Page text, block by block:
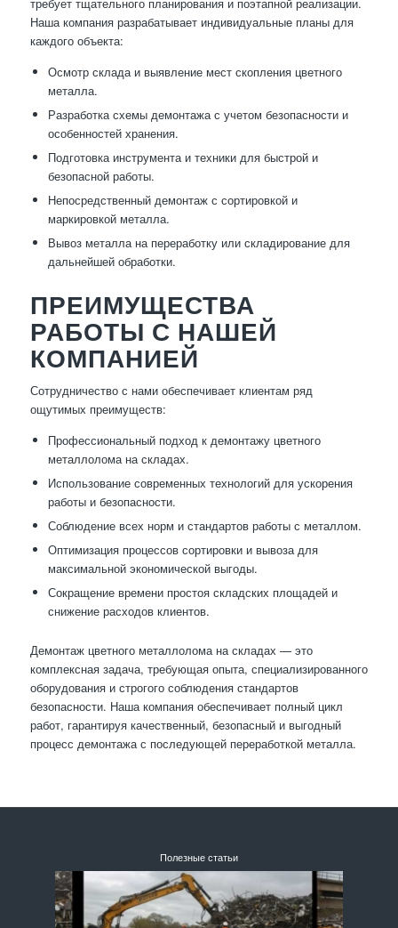
Наша компания разрабатывает индивидуальные планы для
каждого объекта:
Осмотр склада и выявление мест скопления цветного
металла.
Разработка схемы демонтажа с учетом безопасности и
особенностей хранения.
Подготовка инструмента и техники для быстрой и
безопасной работы.
Непосредственный демонтаж с сортировкой и
маркировкой металла.
Вывоз металла на переработку или складирование для
дальнейшей обработки.
ПРЕИМУЩЕСТВА
РАБОТЫ С НАШЕЙ
КОМПАНИЕЙ
Сотрудничество с нами обеспечивает клиентам ряд
ощутимых преимуществ:
Профессиональный подход к демонтажу цветного
металлолома на складах.
Использование современных технологий для ускорения
работы и безопасности.
Соблюдение всех норм и стандартов работы с металлом.
Оптимизация процессов сортировки и вывоза для
максимальной экономической выгоды.
Сокращение времени простоя складских площадей и
снижение расходов клиентов.
Демонтаж цветного металлолома на складах — это
комплексная задача, требующая опыта, специализированного
оборудования и строгого соблюдения стандартов
безопасности. Наша компания обеспечивает полный цикл
работ, гарантируя качественный, безопасный и выгодный
процесс демонтажа с последующей переработкой металла.
Полезные статьи